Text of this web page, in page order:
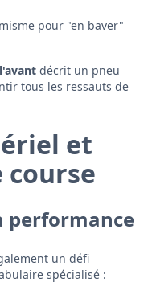
pour "en baver"
décrit un pneu
tous les ressauts de
et
performance
un défi
spécialisé :